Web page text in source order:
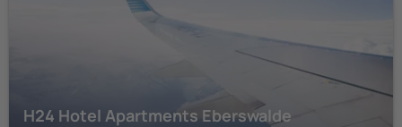
H24 Hotel Apartments Eberswalde